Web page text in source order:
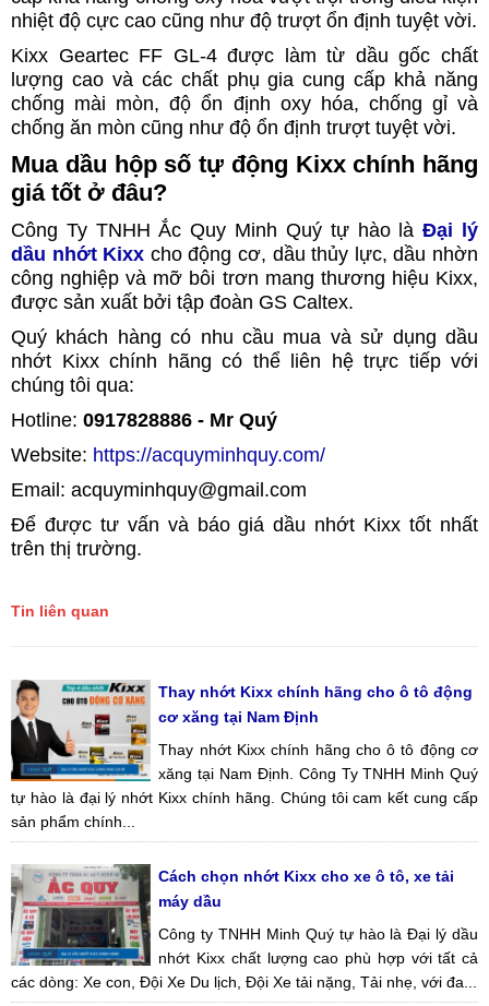
nhiệt độ cực cao cũng như độ trượt ổn định tuyệt vời.
Kixx Geartec FF GL-4 được làm từ dầu gốc chất
lượng cao và các chất phụ gia cung cấp khả năng
chống mài mòn, độ ổn định oxy hóa, chống gỉ và
chống ăn mòn cũng như độ ổn định trượt tuyệt vời.
Mua dầu hộp số tự động Kixx chính hãng
giá tốt ở đâu?
Công Ty TNHH Ắc Quy Minh Quý tự hào làĐại lý
dầu nhớt Kixx cho động cơ, dầu thủy lực, dầu nhờn
công nghiệp và mỡ bôi trơn mang thương hiệu Kixx,
được sản xuất bởi tập đoàn GS Caltex.
Quý khách hàng có nhu cầu mua và sử dụng dầu
nhớt Kixx chính hãng có thể liên hệ trực tiếp với
chúng tôi qua:
Hotline: 0917828886 - Mr Quý
Website: https://acquyminhquy.com/
Email: acquyminhquy@gmail.com
Để được tư vấn và báo giá dầu nhớt Kixx tốt nhất
trên thị trường.
Tin liên quan
Thay nhớt Kixx chính hãng cho ô tô động
cơ xăng tại Nam Định
Thay nhớt Kixx chính hãng cho ô tô động cơ
xăng tại Nam Định. Công Ty TNHH Minh Quý
tự hào là đại lý nhớt Kixx chính hãng. Chúng tôi cam kết cung cấp
sản phẩm chính...
Cách chọn nhớt Kixx cho xe ô tô, xe tải
máy dầu
Công ty TNHH Minh Quý tự hào là Đại lý dầu
nhớt Kixx chất lượng cao phù hợp với tất cả
các dòng: Xe con, Đội Xe Du lịch, Đội Xe tải nặng, Tải nhẹ, với đa...